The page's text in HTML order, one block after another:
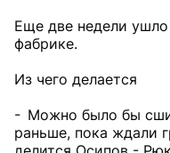
Еще две недели ушло
фабрике.
Из чего делается
- Можно было бы
раньше, пока ждали